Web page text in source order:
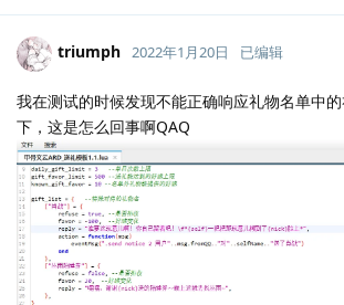
triumph 2022年1月20日 已编辑
我在测试的时候发现不能正确响应礼物名单中
下，这是怎么回事啊QAQ